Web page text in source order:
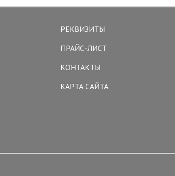
РЕКВИЗИТЫ
ПРАЙС-ЛИСТ
КОНТАКТЫ
КАРТА САЙТА